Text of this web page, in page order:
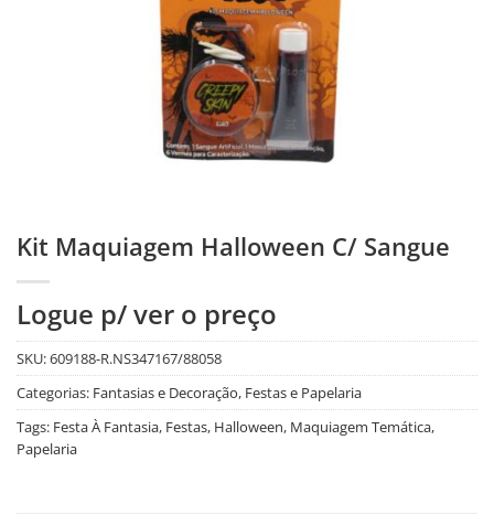
Kit Maquiagem Halloween C/ Sangue
Logue p/ ver o preço
SKU:609188-R.NS347167/88058
Categorias: Fantasias e Decoração, Festas e Papelaria
Tags: Festa À Fantasia, Festas, Halloween, Maquiagem Temática,
Papelaria